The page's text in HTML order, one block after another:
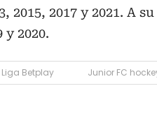
2015, 2017 y 2021. A
y 2020.
Liga Betplay Junior FC